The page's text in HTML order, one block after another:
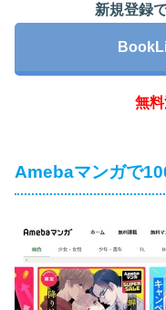
新規登録
無
Amebaマンガで